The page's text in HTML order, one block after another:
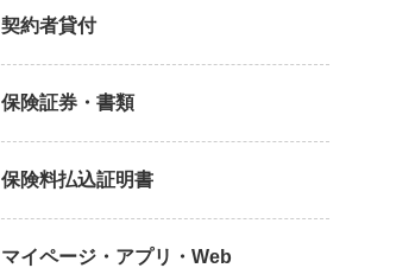
契約者貸付
保険証券・書類
保険料払込証明書
マイページ・アプリ・Web